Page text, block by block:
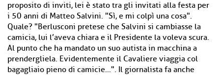
proposito di inviti, lei è stato tra gli invitati alla festa per
i 50 anni di Matteo Salvini. "Sì, e mi colpì una cosa".
Quale? "Berlusconi pretese che Salvini si cambiasse la
camicia, lui l’aveva chiara e il Presidente la voleva scura.
Al punto che ha mandato un suo autista in macchina a
prendergliela. Evidentemente il Cavaliere viaggia col
bagagliaio pieno di camicie…". Il giornalista fa anche